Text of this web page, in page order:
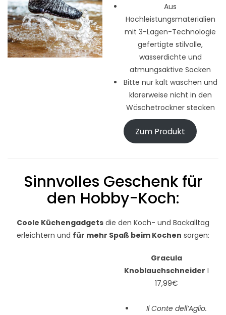
Aus
Hochleistungsmaterialien
mit 3-Lagen-Technologie
gefertigte stilvolle,
wasserdichte und
atmungsaktive Socken
Bitte nur kalt waschen und
klarerweise nicht in den
Wäschetrockner stecken
Zum Produkt
Sinnvolles Geschenk für
den Hobby-Koch:
Coole Küchengadgets die den Koch- und Backalltag
erleichtern und für mehr Spaß beim Kochen sorgen:
Gracula
Knoblauchschneider I
17,99€
Il Conte dell’Aglio.